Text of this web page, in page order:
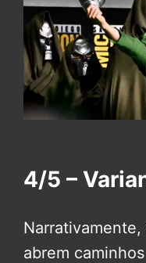
4/5 –
abrem